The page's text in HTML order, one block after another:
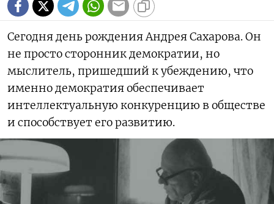
Сегодня день рождения Андрея Сахарова. Он
не просто сторонник демократии, но
мыслитель, пришедший к убеждению, что
именно демократия обеспечивает
интеллектуальную конкуренцию в обществе
и способствует его развитию.